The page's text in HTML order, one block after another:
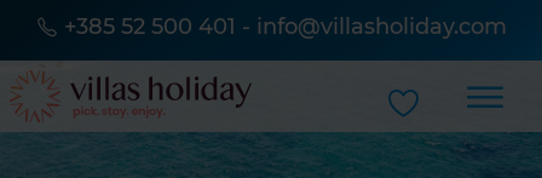
+385 52 500 401 - info@villasholiday.com